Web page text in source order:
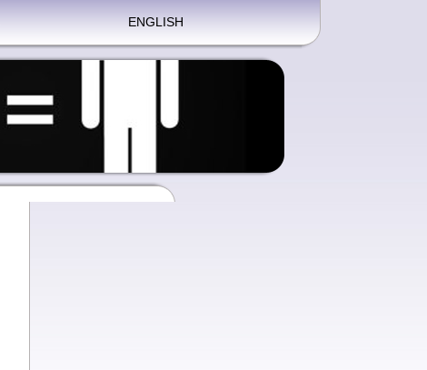
ENGLISH